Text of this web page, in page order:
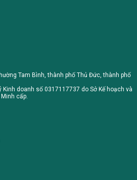
Tam Bình, thành phố Thủ Đức, thành phố
doanh số 0317117737 do Sở Kế hoạch và
cấp.